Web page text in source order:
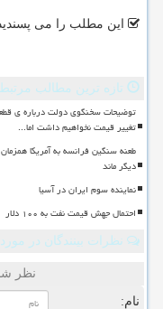
این مطلب را می
تازه ترین مطالب مرتبط
توضیحات سخنگوی دولت درباره ی
تغییر قیمت نخواهیم داشت اما...
طعنه سنگین فرانسه به آمریکا
دیگر ماند
نماینده سوم ایران در آسیا
احتمال جهش قیمت نفت به ۱۰۰ دلار
نظرات بینندگان در
نظر
نام: